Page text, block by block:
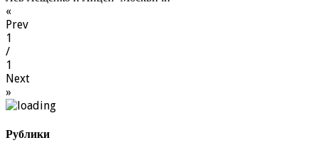
«
Prev
1
/
1
Next
»
Рублики